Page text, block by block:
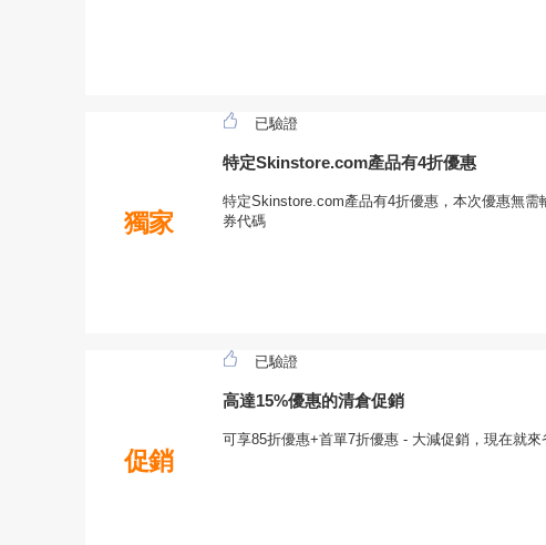
獨家
已驗證
特定Skinstore.com產品有4折優惠
特定Skinstore.com產品有4折優惠，本次優惠無
券代碼
促銷
已驗證
高達15%優惠的清倉促銷
可享85折優惠+首單7折優惠 - 大減促銷，現在就來